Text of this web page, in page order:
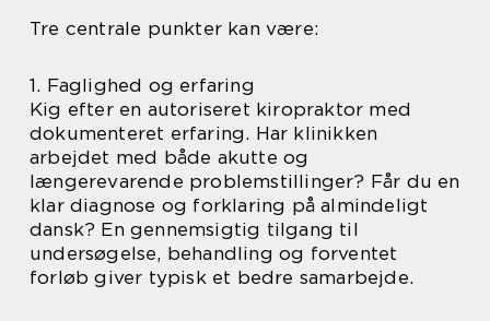
Tre centrale punkter kan være:
1. Faglighed og erfaring
Kig efter en autoriseret kiropraktor med
dokumenteret erfaring. Har klinikken
arbejdet med både akutte og
længerevarende problemstillinger? Får du en
klar diagnose og forklaring på almindeligt
dansk? En gennemsigtig tilgang til
undersøgelse, behandling og forventet
forløb giver typisk et bedre samarbejde.